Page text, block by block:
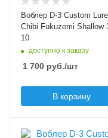
30
Вес приманки, гр
2.9
Плавучесть
floating (F)
Заглубление max, м
Воблер D-3 Custom
Chibi Fukuzemi Shallow
10
доступно к заказу
1 700 руб./шт
В корзину
Цвет приманки